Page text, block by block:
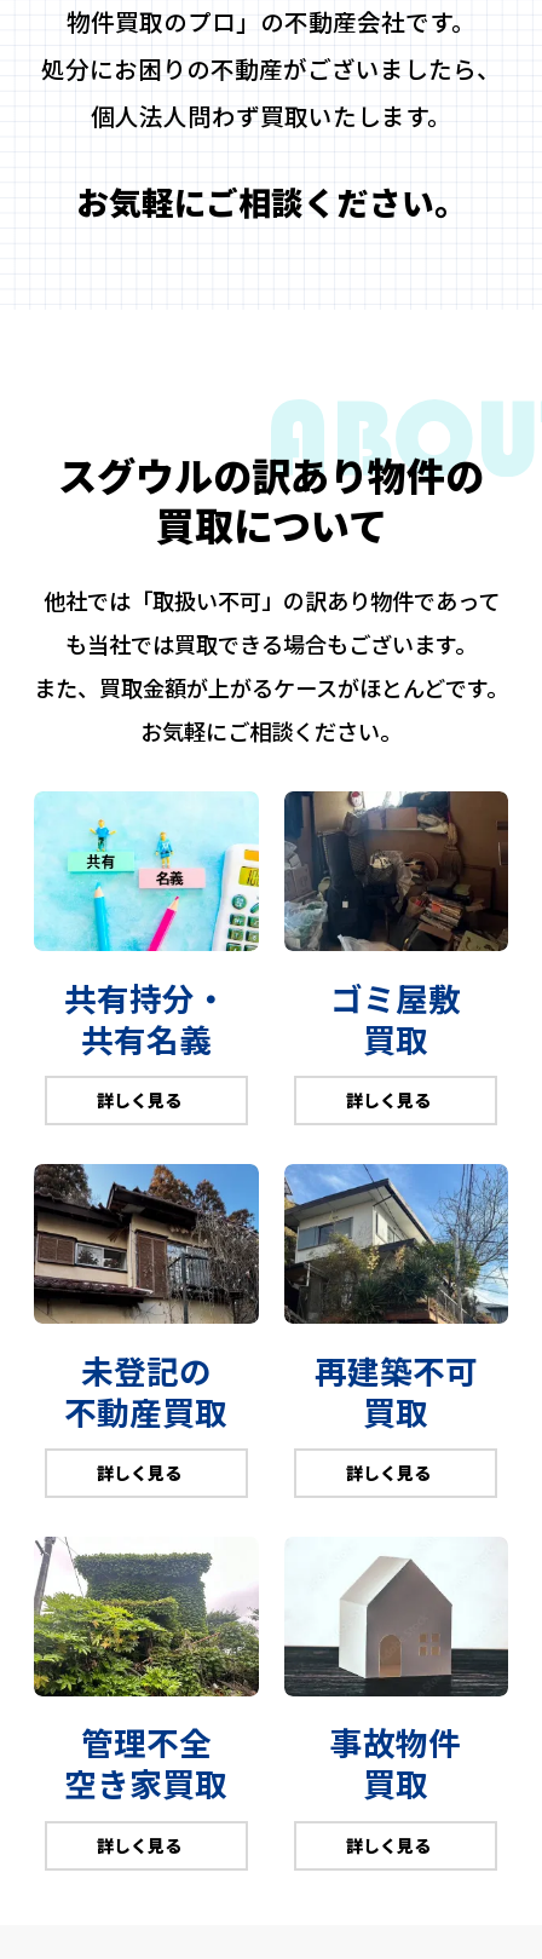
物件買取のプロ」の不動産会社です。
処分にお困りの不動産がございましたら、
個人法人問わず買取いたします。
お気軽にご相談ください。
スグウルの訳あり物件の
買取について
他社では「取扱い不可」の訳あり物件であって
も当社では買取できる場合もございます。
また、買取金額が上がるケースがほとんどです。
お気軽にご相談ください。
共有持分・
共有名義
詳しく見る
ゴミ屋敷
買取
詳しく見る
未登記の
不動産買取
詳しく見る
再建築不可
買取
詳しく見る
管理不全
空き家買取
詳しく見る
事故物件
買取
詳しく見る